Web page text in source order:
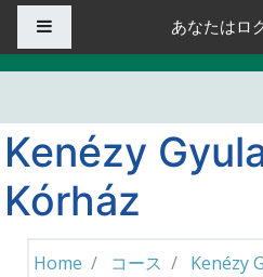
メインコンテンツへスキップする
あなたはロ
Kenézy
Kórház
Home コース Kenézy